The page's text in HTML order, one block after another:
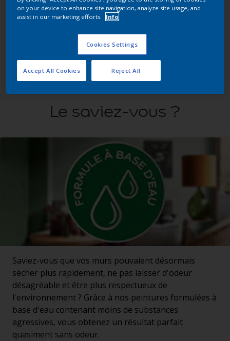
Le saviez-vous ?
Saviez-vous que vos murs pouvaient désormais
sécher plus rapidement, ne pas laisser d'odeur
désagréable et être plus respectueux de
l'environnement ? Grâce à nos peintures formulées à
base d'eau contenant moins de substances
agressives, vous obtenez un résultat parfait
quasiment sans odeur.
on your device to enhance site navigation, analyze site usage, and
assist in our marketing efforts.
Info
Cookies Settings
Reject All
Accept All Cookies